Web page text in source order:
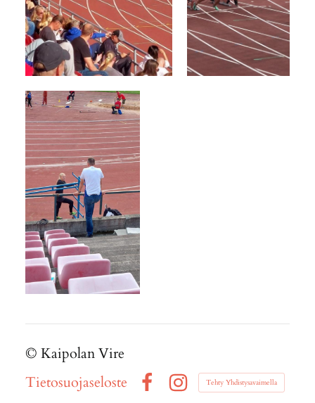
© Kaipolan Vire
Tietosuojaseloste
Instagram
Tehty Yhdistysavaimella